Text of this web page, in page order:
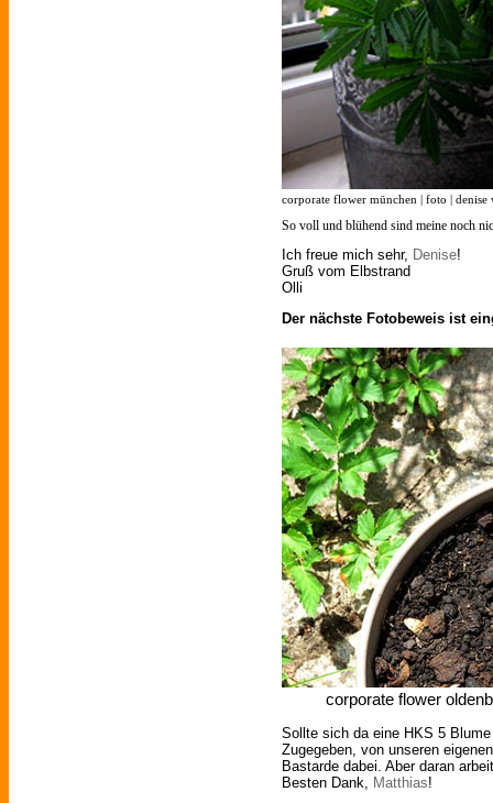
corporate flower münchen | foto | denise
So voll und blühend sind meine noch
Ich freue mich sehr, Denise!
Gruß vom Elbstrand
Olli
Der nächste Fotobeweis ist
corporate flower
Sollte sich da eine HKS 5
Zugegeben, von unseren
Bastarde dabei. Aber daran
Besten Dank,
Matthias!